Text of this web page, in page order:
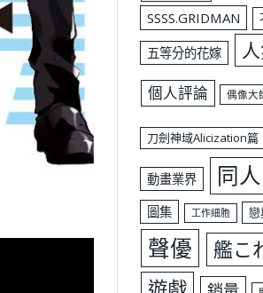
SSSS.GRIDMAN
五等分的花嫁
個人評論 偶像大
刀劍神域Alicization篇
動畫業界 同人
圖集 工作細胞 戀
聲優 艦こ